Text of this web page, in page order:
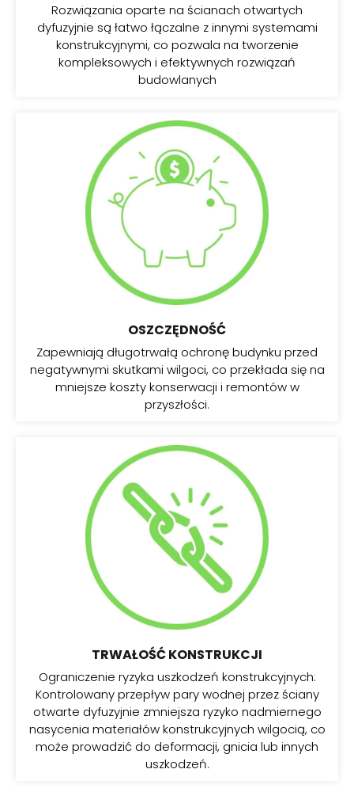
Rozwiązania oparte na ścianach otwartych
dyfuzyjnie są łatwo łączalne z innymi systemami
konstrukcyjnymi, co pozwala na tworzenie
kompleksowych i efektywnych rozwiązań
budowlanych
OSZCZĘDNOŚĆ
Zapewniają długotrwałą ochronę budynku przed
negatywnymi skutkami wilgoci, co przekłada się na
mniejsze koszty konserwacji i remontów w
przyszłości.
TRWAŁOŚĆ KONSTRUKCJI
Ograniczenie ryzyka uszkodzeń konstrukcyjnych:
Kontrolowany przepływ pary wodnej przez ściany
otwarte dyfuzyjnie zmniejsza ryzyko nadmiernego
nasycenia materiałów konstrukcyjnych wilgocią, co
może prowadzić do deformacji, gnicia lub innych
uszkodzeń.